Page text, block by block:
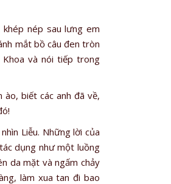
nép sau lưng em
mắt bồ câu đen tròn
và nói tiếp trong
biết các anh đã về,
Liễu. Những lời của
dụng như một luồng
da mặt và ngấm chảy
làm xua tan đi bao